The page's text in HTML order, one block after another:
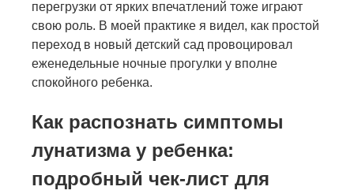
перегрузки от ярких впечатлений тоже играют
свою роль. В моей практике я видел, как простой
переход в новый детский сад провоцировал
еженедельные ночные прогулки у вполне
спокойного ребенка.
Как распознать симптомы
лунатизма у ребенка:
подробный чек-лист для